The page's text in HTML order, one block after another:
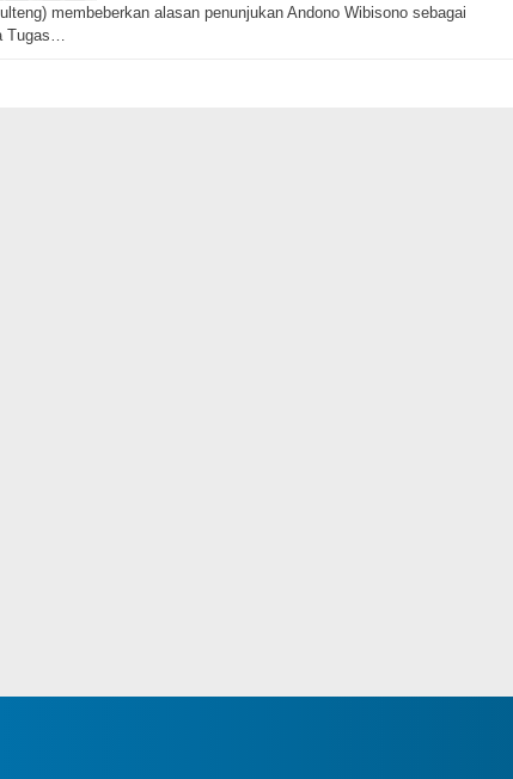
membeberkan alasan penunjukan Andono Wibisono sebagai
Tugas…